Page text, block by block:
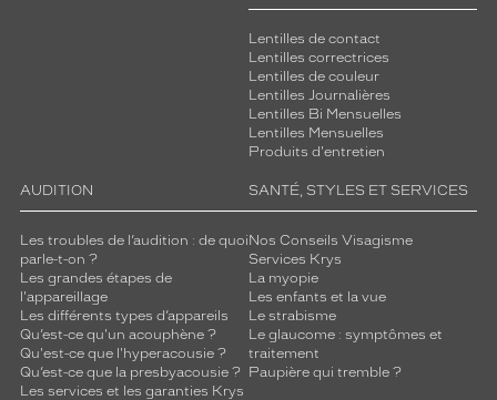
Lentilles de contact
Lentilles correctrices
Lentilles de couleur
Lentilles Journalières
Lentilles Bi Mensuelles
Lentilles Mensuelles
Produits d'entretien
AUDITION
Les troubles de l’audition : de quoi
parle-t-on ?
Les grandes étapes de
l'appareillage
Les différents types d’appareils
Qu’est-ce qu'un acouphène ?
Qu'est-ce que l'hyperacousie ?
Qu’est-ce que la presbyacousie ?
Les services et les garanties Krys
SANTÉ, STYLES ET SERVICES
Nos Conseils Visagisme
Services Krys
La myopie
Les enfants et la vue
Le strabisme
Le glaucome : symptômes et
traitement
Paupière qui tremble ?